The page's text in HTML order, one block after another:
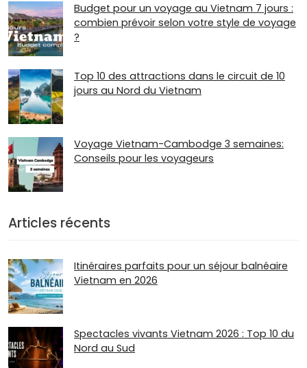
Budget pour un voyage au Vietnam 7 jours :
combien prévoir selon votre style de voyage
?
Top 10 des attractions dans le circuit de 10
jours au Nord du Vietnam
Voyage Vietnam-Cambodge 3 semaines:
Conseils pour les voyageurs
Articles récents
Itinéraires parfaits pour un séjour balnéaire
Vietnam en 2026
Spectacles vivants Vietnam 2026 : Top 10 du
Nord au Sud